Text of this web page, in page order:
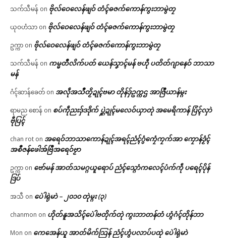
သက်သီမန် on ဗိုလ်ဝေလေန်ဖျဝ် တံၚ်ဓဇက်ကောန်ကွးဘာမွဲတၠ
ယုဝဟံသာ on ဗိုလ်ဝေလေန်ဖျဝ် တံၚ်ဓဇက်ကောန်ကွးဘာမွဲတၠ
ဥက္ကာ on ဗိုလ်ဝေလေန်ဖျဝ် တံၚ်ဓဇက်ကောန်ကွးဘာမွဲတၠ
သက်သီမန် on ကမ္မတဳလိက်ပတ် ယေန်သၞာၚ်မန် ဗဟဵု ပတိတ်ဂျာနေဝ် ဘာသာ
မန်
ဂံၚ်ဆာန်ခေတ် on အလဵုအသဳတၟိဍုၚ်ဗမာ တိုန်ဒှ်ဥက္ကဌ အာဇြဳယာန်မ္ဂး
ရာမည စောန် on စပ်ကဵုညးဒှ်ဒဒိုက် ပ္ဋဲဍုၚ်မလေဝ်ယှာတုဲ အမေရိကာန် ပြံၚ်လှာဲ
ဗီုပြၚ်
chan rot on အရေဝ်ဘာသာကောန်ဍုၚ်အရၚ်ညံၚ်ဂွံကၠေံကၠက်အာ ကၠောန်ဒၟံၚ်
အစဳဇန်ဖေါအ်ဗြဳအရေဝ်ဗၟာ
ဥက္ကာ on ဗော်မန် အာတ်သမဂ္ဂယူရောပ် ညံၚ်သ္ဂောံကလေၚ်ပံက်ကဵု ပရေၚ်ပိုန်
ဒြပ်
အသီ on ပေဲါရုဲမာဲ – ၂၀၁၀ တုဲမ္ဂး (၃)
chanmon on ဟိုတ်နူအသိၚ်ပေဲါဗတိုက်တုဲ ကွးဘာတန်တံ ဟွံဂံၚ်တိုန်ဘာ
Mon on ကေအေန်ယူ အာတ်မိက်သြန် ညံၚ်ဟွံပလာပ်ပထုဲ ပေဲါရုဲမာဲ